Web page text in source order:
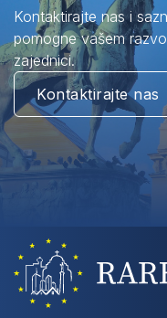
Kontaktirajte nas i
pomogne vašem
zajednici.
Kontaktirajte nas